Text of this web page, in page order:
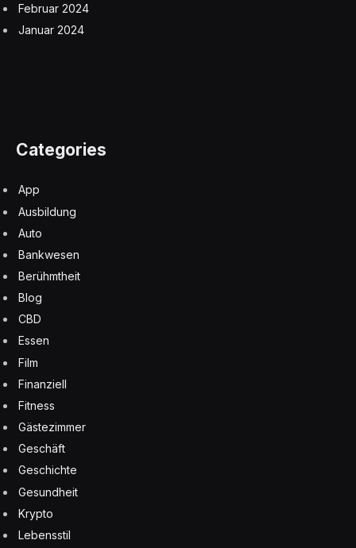
Februar 2024
Januar 2024
Categories
App
Ausbildung
Auto
Bankwesen
Berühmtheit
Blog
CBD
Essen
Film
Finanziell
Fitness
Gästezimmer
Geschäft
Geschichte
Gesundheit
Krypto
Lebensstil